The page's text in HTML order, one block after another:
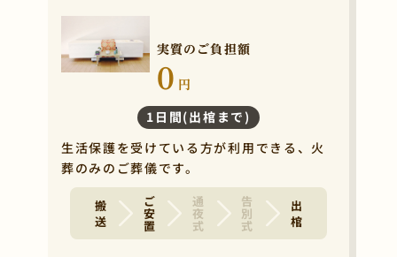
実質のご負担額
0 円
1日間(出棺まで)
生活保護を受けている方が利用できる、火
葬のみのご葬儀です。
搬 送 ご安置 通夜式 告別式 出 棺